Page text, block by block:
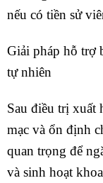
nếu có tiền sử
Giải pháp hỗ trợ
tự nhiên
Sau điều trị xuất
mạc và ổn định
quan trọng để
và sinh hoạt